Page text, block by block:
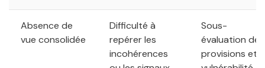
Absence de
vue consolidée
Difficulté à
repérer les
incohérences
Sous-
évaluation des
provisions et